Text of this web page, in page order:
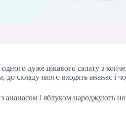
дуже цікавого салату з
складу якого входять ананас і
ананасом і яблуком народжують